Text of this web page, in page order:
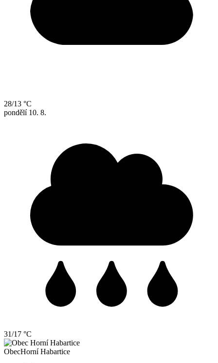
28/13 °C
pondělí 10. 8.
31/17 °C
ObecHorní Habartice